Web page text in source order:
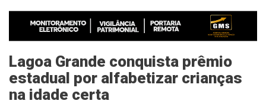
Lagoa Grande conquista prêmio
estadual por alfabetizar crianças
na idade certa